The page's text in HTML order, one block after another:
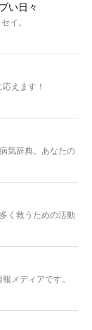
い日々
イ。
えます！
気辞典。あなたの
く救うための活動
メディアです。